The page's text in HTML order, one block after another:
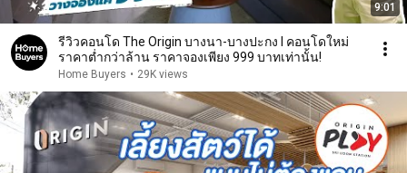
9:01
รีวิวคอนโด The Origin บางนา-บางปะกง l คอนโดใหม่
ราคาต่ำกว่าล้าน ราคาจองเพียง 999 บาทเท่านั้น!
Home Buyers • 29K views